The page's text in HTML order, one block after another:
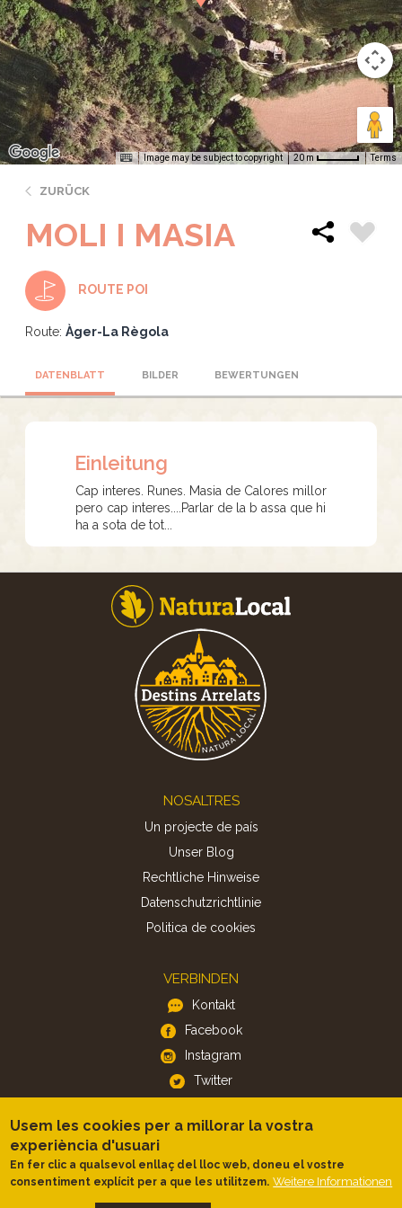
Image may be subject to copyright 20 m Terms
ZURÜCK
MOLI I MASIA
ROUTE POI
Route: Àger-La Règola
DATENBLATT BILDER BEWERTUNGEN
Einleitung
Cap interes. Runes. Masia de Calores millor
pero cap interes....Parlar de la b assa que hi
ha a sota de tot...
NOSALTRES
Un projecte de país
Unser Blog
Rechtliche Hinweise
Datenschutzrichtlinie
Politica de cookies
VERBINDEN
Kontakt
Facebook
Instagram
Twitter
APP
iOS
Android
Usem les cookies per a millorar la vostra
experiència d'usuari
En fer clic a qualsevol enllaç del lloc web, doneu el vostre
consentiment explícit per a que les utilitzem. Weitere Informationen